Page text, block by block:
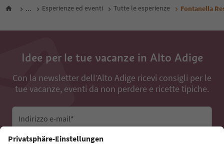
... Esperienze ed eventi Tutte le esperienze Fontanella
Idee per le tue vacanze in Alto Adige
Con la newsletter dell’Alto Adige ricevi consigli per le
tue vacanze, eventi da non perdere e ricette tipiche.
Indirizzo e-mail*